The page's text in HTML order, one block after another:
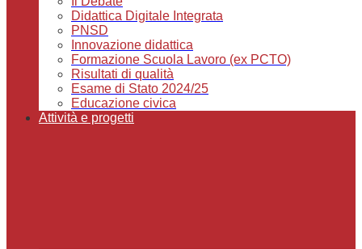
Didattica Digitale Integrata
PNSD
Innovazione didattica
Formazione Scuola Lavoro (ex PCTO)
Risultati di qualità
Esame di Stato 2024/25
Educazione civica
Attività e progetti